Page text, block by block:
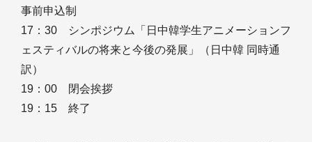
事前申込制
17：30 シンポジウム「日中韓学生アニメーションフ
ェスティバルの将来と今後の発展」（日中韓 同時通
訳）
19：00 閉会挨拶
19：15 終了